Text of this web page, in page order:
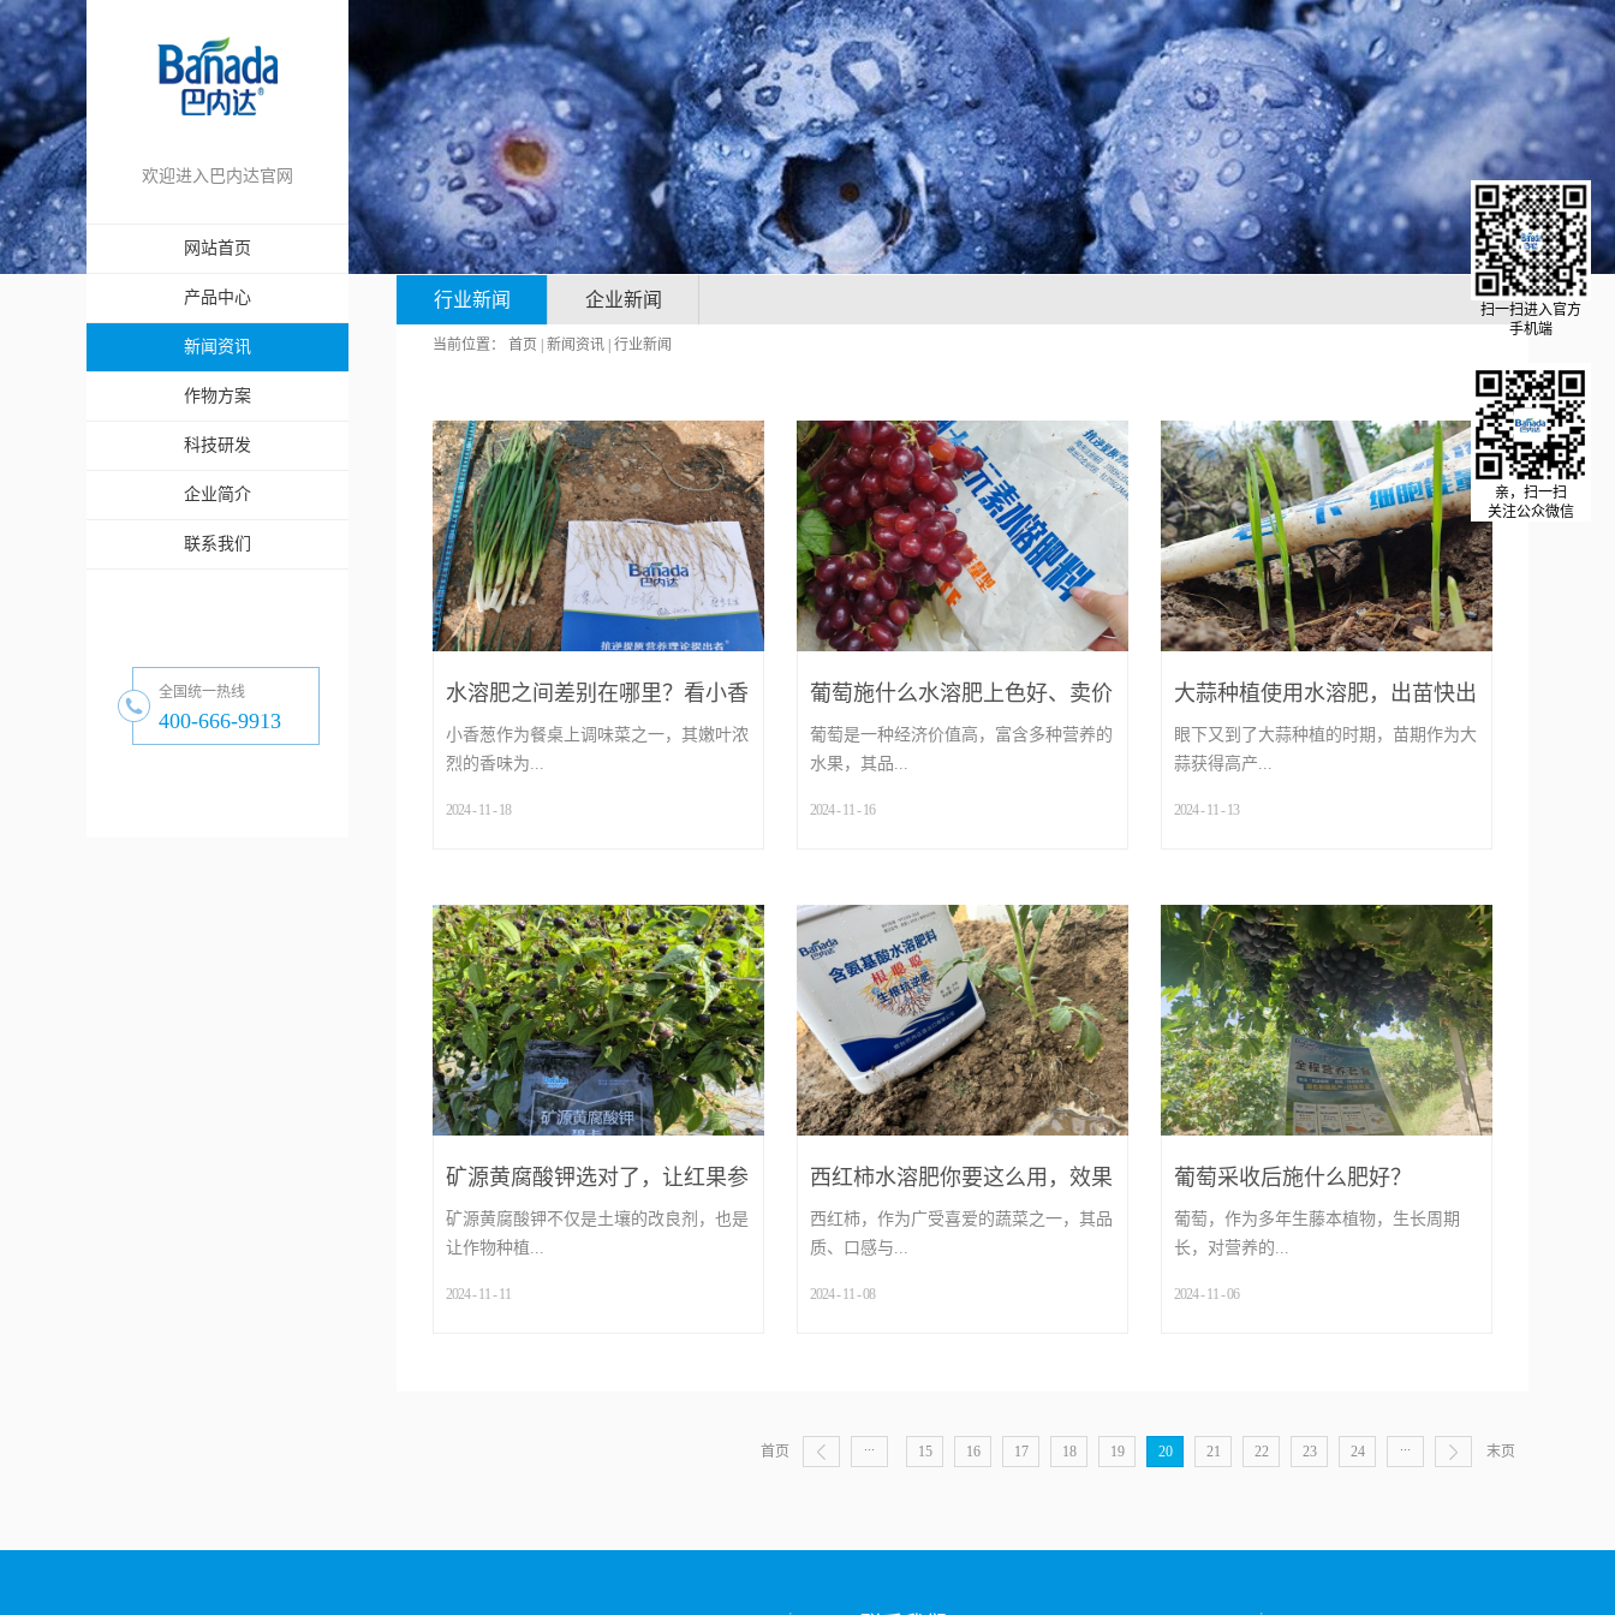
欢迎进入巴内达官网
网站首页
产品中心
新闻资讯
作物方案
科技研发
企业简介
联系我们
全国统一热线
400-666-9913
亲，扫一扫
关注公众微信
行业新闻 企业新闻
当前位置： 首页 新闻资讯 行业新闻
水溶肥之间差别在哪里？看小香
葱长势就知道了
小香葱作为餐桌上调味菜之一，其嫩叶浓
烈的香味为...
2024-11-18
葡萄施什么水溶肥上色好、卖价
高？
葡萄是一种经济价值高，富含多种营养的
水果，其品...
2024-11-16
大蒜种植使用水溶肥，出苗快出
苗齐
眼下又到了大蒜种植的时期，苗期作为大
蒜获得高产...
2024-11-13
矿源黄腐酸钾选对了，让红果参
种植简单
矿源黄腐酸钾不仅是土壤的改良剂，也是
让作物种植...
2024-11-11
西红柿水溶肥你要这么用，效果
才好！
西红柿，作为广受喜爱的蔬菜之一，其品
质、口感与...
2024-11-08
葡萄采收后施什么肥好？
葡萄，作为多年生藤本植物，生长周期
长，对营养的...
2024-11-06
首页 ... 15 16 17 18 19 20 21 22 23 24 ... 末页
扫一扫进入官方
手机端